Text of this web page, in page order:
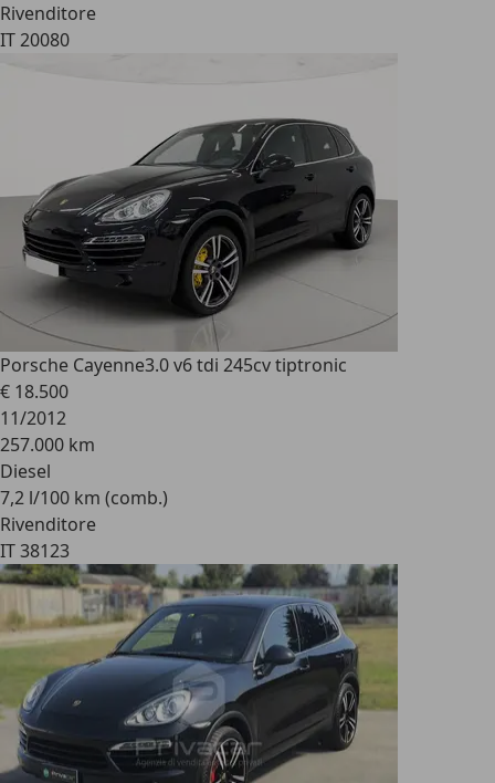
Rivenditore
IT 20080
Porsche Cayenne3.0 v6 tdi 245cv tiptronic
€ 18.500
11/2012
257.000 km
Diesel
7,2 l/100 km (comb.)
Rivenditore
IT 38123